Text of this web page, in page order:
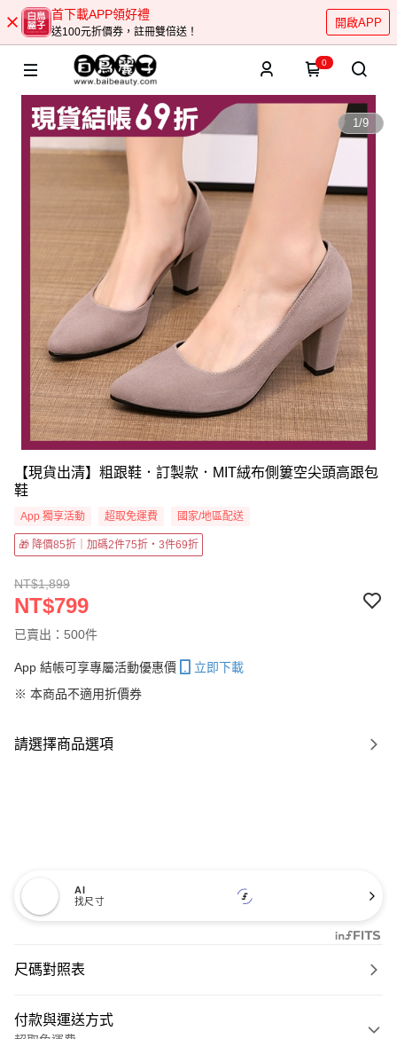
首下載APP領好禮
送100元折價券，註冊雙倍送！
開啟APP
0
1/9
【現貨出清】粗跟鞋．訂製款．MIT絨布側簍空尖頭高跟包
鞋
App 獨享活動 超取免運費 國家/地區配送
🎁 降價85折｜加碼2件75折・3件69折
NT$1,899
NT$799
已賣出：500件
App 結帳可享專屬活動優惠價
立即下載
※ 本商品不適用折價券
請選擇商品選項
AI
找尺寸
尺碼對照表
付款與運送方式